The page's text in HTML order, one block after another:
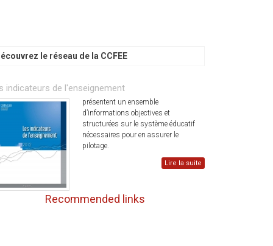
le réseau de la CCFEE
indicateurs de l'enseignement
présentent un ensemble
d’informations objectives et
structurées sur le système éducatif
nécessaires pour en assurer le
pilotage.
Lire la suite
Recommended links